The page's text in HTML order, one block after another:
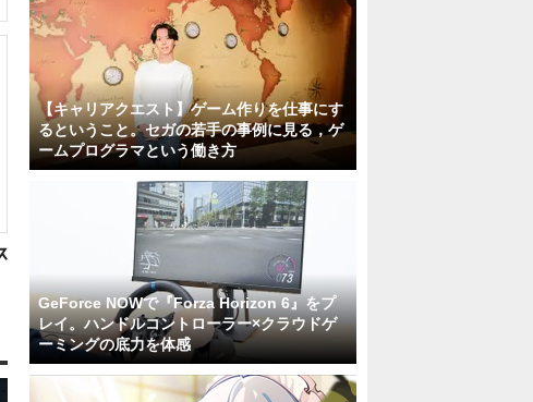
【キャリアクエスト】ゲーム作りを仕事にす
るということ。セガの若手の事例に見る，ゲ
ームプログラマという働き方
GeForce NOWで『Forza Horizon 6』をプ
レイ。ハンドルコントローラー×クラウドゲ
ーミングの底力を体感